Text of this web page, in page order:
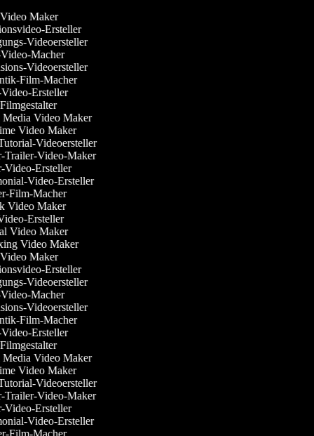
Maker
Ersteller
Videoersteller
Video-Macher
Videoersteller
Film-Macher
Video-Ersteller
Media Video Maker
Video Maker
Videoersteller
Trailer-Video-Maker
Video-Ersteller
Video-Ersteller
Film-Macher
Video Maker
Ersteller
Video Maker
Video Maker
Maker
Ersteller
Videoersteller
Video-Macher
Videoersteller
Film-Macher
Video-Ersteller
Media Video Maker
Video Maker
Videoersteller
Trailer-Video-Maker
Video-Ersteller
Video-Ersteller